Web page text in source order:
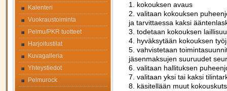
Kalenteri
Vuokraustoiminta
Pelmu/PKR tuotteet
Harjoitustilat
Kuvagalleria
Yhteystiedot
Pelmurock
1. kokouksen avaus
2. valitaan kokouksen
ja tarvittaessa kaksi
3. todetaan kokouksen
4. hyväksytään kokouksen
5. vahvistetaan
jäsenmaksujen suuruudet
6. valitaan hallituksen
7. valitaan yksi tai kaksi
8. käsitellään muut